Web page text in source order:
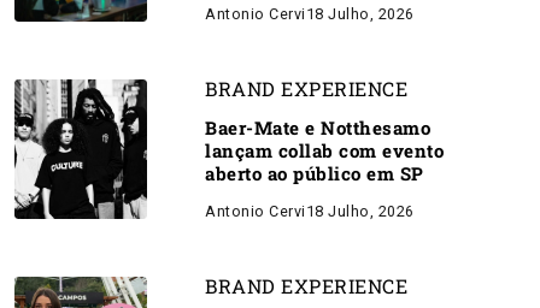
Antonio Cervi 18 Julho, 2026
BRAND EXPERIENCE
Baer-Mate e Notthesamo
lançam collab com evento
aberto ao público em SP
Antonio Cervi 18 Julho, 2026
BRAND EXPERIENCE